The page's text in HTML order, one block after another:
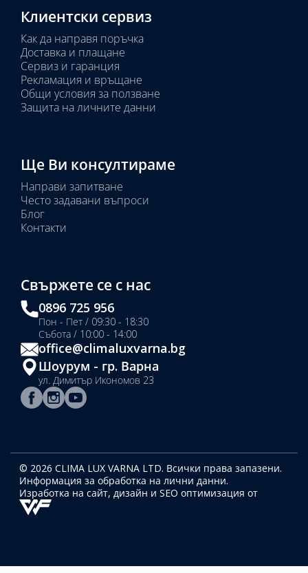
Клиентски сервиз
Как да направя поръчка
Доставка и плащане
Сервиз и гаранция
Рекламация и връщане
Общи условия за ползване
Защита на личните данни
Ще Ви консултираме
Направи запитване
Често задавани въпроси
Блог
Контакти
Свържете се с нас
0896 725 956
Пон - Пет / 09:30 - 18:30
Събота / 10:00 - 14:00
office@climaluxvarna.bg
Шоурум - гр. Варна
ул. Димитър Икономов 23
© 2026 CLIMA LUX VARNA LTD. Всички права запазени.
Информация за обработка на лични данни.
Изработка на сайт, дизайн и SEO оптимизация от